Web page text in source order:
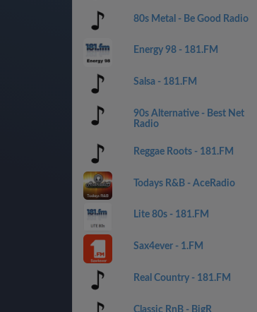
80s Metal - Be Good Radio
Energy 98 - 181.FM
Salsa - 181.FM
90s Alternative - Best Net
Radio
Reggae Roots - 181.FM
Todays R&B - AceRadio
Lite 80s - 181.FM
Sax4ever - 1.FM
Real Country - 181.FM
Classic RnB - BigR